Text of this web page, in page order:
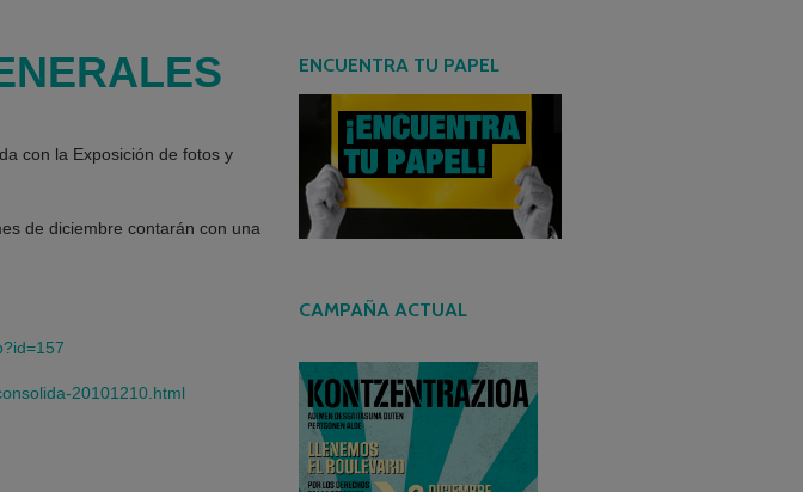
con la Exposición de fotos y
de diciembre contarán con una
20101210.html
ENCUENTRA TU PAPEL
CAMPAÑA ACTUAL